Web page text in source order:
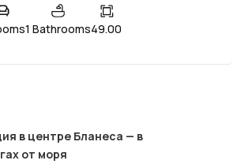
1 Bathrooms49.00
в центре Бланеса — в
от моря